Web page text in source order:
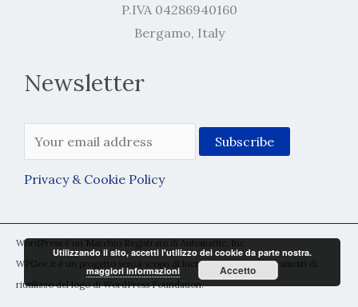
P.IVA 04286940160
Bergamo, Italy
Newsletter
Privacy & Cookie Policy
WordPress è un Marchio Registrato di Automattic, Inc.
WPGov.it è un progetto senza scopo di lucro rientrante nei parametri di
riutilizzo del logo di WordPress Foundation.
Utilizzando il sito, accetti l'utilizzo dei cookie da parte nostra.
maggiori informazioni
Accetto